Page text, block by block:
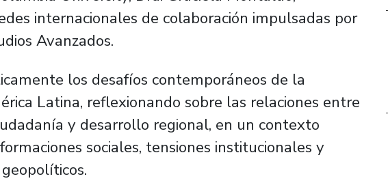
internacionales de colaboración impulsadas por
Avanzados.
los desafíos contemporáneos de la
Latina, reflexionando sobre las relaciones entre
y desarrollo regional, en un contexto
sociales, tensiones institucionales y